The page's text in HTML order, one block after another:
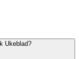
Ukeblad?